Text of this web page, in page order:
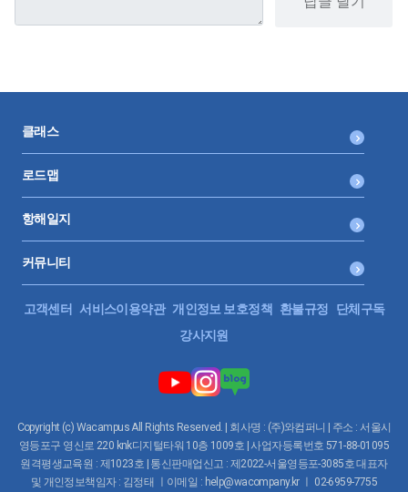
클래스
로드맵
항해일지
커뮤니티
고객센터 서비스이용약관 개인정보 보호정책 환불규정
단체구독
강사지원
Copyright (c) Wacampus All Rights Reserved. | 회사명 : (주)와컴퍼니 | 주소 : 서울시
영등포구 영신로 220 knk디지털타워 10층 1009호 | 사업자등록번호 571-88-01095
원격평생교육원 : 제1023호 | 통신판매업신고 : 제2022-서울영등포-3085호 대표자
및 개인정보책임자 : 김정태 ㅣ이메일 : help@wacompany.kr ㅣ 02-6959-7755